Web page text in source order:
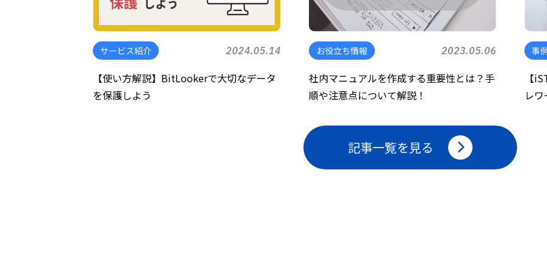
サービス紹介 2024.05.14
【使い方解説】BitLookerで大切なデータ
を保護しよう
お役立ち情報 2023.05.06
社内マニュアルを作成する重要性とは？手
順や注意点について解説！
事
【
レ
記事一覧を見る